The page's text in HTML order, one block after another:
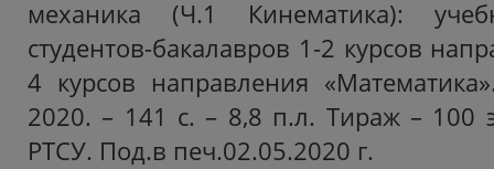
механика (Ч.1 Кинематика):
студентов-бакалавров 1-2 курсов
4 курсов направления
2020. – 141 с. – 8,8 п.л. Тираж –
РТСУ. Под.в печ.02.05.2020 г.